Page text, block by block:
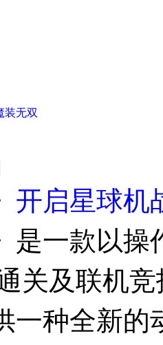
装无双
开启星球
是一款以
关及联机
一种全新的